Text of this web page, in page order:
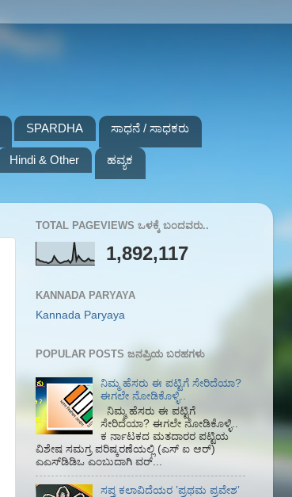
SPARDHA ಸಾಧನೆ / ಸಾಧಕರು
Hindi & Other ಹವ್ಯಕ
TOTAL PAGEVIEWS ಒಳಕ್ಕೆ ಬಂದವರು..
1,892,117
KANNADA PARYAYA
Kannada Paryaya
POPULAR POSTS ಜನಪ್ರಿಯ ಬರಹಗಳು
ನಿಮ್ಮ ಹೆಸರು ಈ ಪಟ್ಟಿಗೆ ಸೇರಿದೆಯಾ?
ಈಗಲೇ ನೋಡಿಕೊಳ್ಳಿ..
ನಿಮ್ಮ ಹೆಸರು ಈ ಪಟ್ಟಿಗೆ
ಸೇರಿದೆಯಾ? ಈಗಲೇ ನೋಡಿಕೊಳ್ಳಿ..
ಕ ರ್ನಾಟಕದ ಮತದಾರರ ಪಟ್ಟಿಯ
ವಿಶೇಷ ಸಮಗ್ರ ಪರಿಷ್ಕರಣೆಯಲ್ಲಿ (ಎಸ್‌ ಐ ಆರ್)‌
ಎಎಸ್‌ಡಿಡಿಒ ಎಂಬುದಾಗಿ ವರ್...
ಸಪ್ತ ಕಲಾವಿದೆಯರ ʼಪ್ರಥಮ ಪ್ರವೇಶʼ